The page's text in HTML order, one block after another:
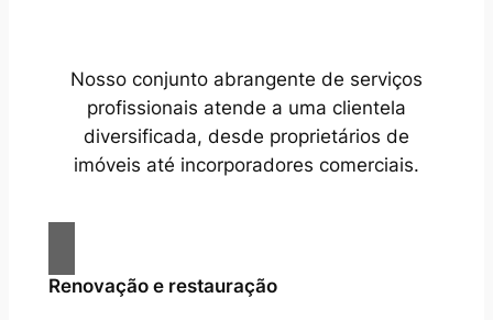
Nosso conjunto abrangente de serviços
profissionais atende a uma clientela
diversificada, desde proprietários de
imóveis até incorporadores comerciais.
Renovação e restauração